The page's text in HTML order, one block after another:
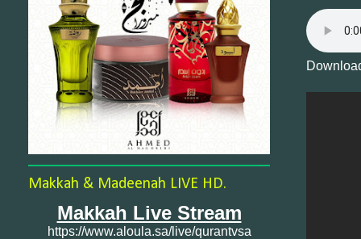
Makkah & Madeenah LIVE HD.
Makkah Live Stream
https://www.aloula.sa/live/qurantvsa